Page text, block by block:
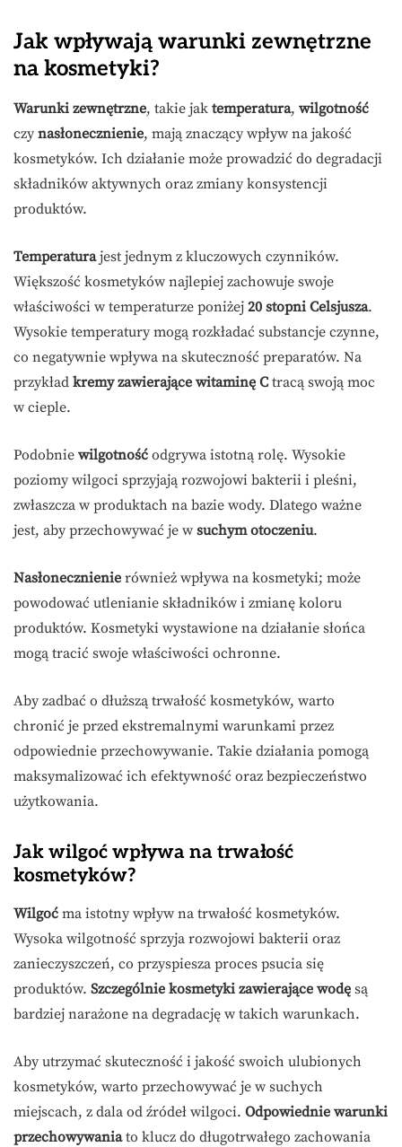
Jak wpływają warunki zewnętrzne
na kosmetyki?
Warunki zewnętrzne, takie jak temperatura, wilgotność
czy nasłonecznienie, mają znaczący wpływ na jakość
kosmetyków. Ich działanie może prowadzić do degradacji
składników aktywnych oraz zmiany konsystencji
produktów.
Temperaturajest jednym z kluczowych czynników.
Większość kosmetyków najlepiej zachowuje swoje
właściwości w temperaturze poniżej 20 stopni Celsjusza.
Wysokie temperatury mogą rozkładać substancje czynne,
co negatywnie wpływa na skuteczność preparatów. Na
przykład kremy zawierające witaminę C tracą swoją moc
w cieple.
Podobnie wilgotność odgrywa istotną rolę. Wysokie
poziomy wilgoci sprzyjają rozwojowi bakterii i pleśni,
zwłaszcza w produktach na bazie wody. Dlatego ważne
jest, aby przechowywać je w suchym otoczeniu.
Nasłonecznienie również wpływa na kosmetyki; może
powodować utlenianie składników i zmianę koloru
produktów. Kosmetyki wystawione na działanie słońca
mogą tracić swoje właściwości ochronne.
Aby zadbać o dłuższą trwałość kosmetyków, warto
chronić je przed ekstremalnymi warunkami przez
odpowiednie przechowywanie. Takie działania pomogą
maksymalizować ich efektywność oraz bezpieczeństwo
użytkowania.
Jak wilgoć wpływa na trwałość
kosmetyków?
Wilgoć ma istotny wpływ na trwałość kosmetyków.
Wysoka wilgotność sprzyja rozwojowi bakterii oraz
zanieczyszczeń, co przyspiesza proces psucia się
produktów. Szczególnie kosmetyki zawierające wodę są
bardziej narażone na degradację w takich warunkach.
Aby utrzymać skuteczność i jakość swoich ulubionych
kosmetyków, warto przechowywać je w suchych
miejscach, z dala od źródeł wilgoci. Odpowiednie warunki
przechowywaniato klucz do długotrwałego zachowania